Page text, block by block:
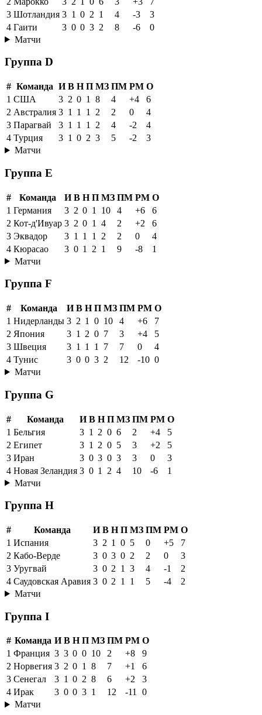
3 Шотландия 3 1 0 2 1 4 -3
3
4 Гаити 3 0 0 3 2 8 -6
0
Матчи
Группа D
# Команда И В Н П МЗ ПМ РМ О
1 США 3 2 0 1 8 4 +4
6
2 Австралия 3 1 1 1 2 2 0
4
3 Парагвай 3 1 1 1 2 4 -2
4
4 Турция 3 1 0 2 3 5 -2
3
Матчи
Группа E
# Команда И В Н П МЗ ПМ РМ О
1 Германия 3 2 0 1 10 4 +6
6
2 Кот-д'Ивуар 3 2 0 1 4 2 +2
6
3 Эквадор 3 1 1 1 2 2 0
4
4 Кюрасао 3 0 1 2 1 9 -8
1
Матчи
Группа F
# Команда И В Н П МЗ ПМ РМ О
1 Нидерланды 3 2 1 0 10 4 +6
7
2 Япония 3 1 2 0 7 3 +4
5
3 Швеция 3 1 1 1 7 7 0
4
4 Тунис 3 0 0 3 2 12 -10 0
Матчи
Группа G
# Команда И В Н П МЗ ПМ РМ О
1 Бельгия 3 1 2 0 6 2 +4
5
2 Египет 3 1 2 0 5 3 +2
5
3 Иран 3 0 3 0 3 3 0
3
4 Новая Зеландия 3 0 1 2 4 10 -6
1
Матчи
Группа H
# Команда И В Н П МЗ ПМ РМ О
1 Испания 3 2 1 0 5 0 +5
7
2 Кабо-Верде 3 0 3 0 2 2 0
3
3 Уругвай 3 0 2 1 3 4 -1
2
4 Саудовская Аравия 3 0 2 1 1 5 -4
2
Матчи
Группа I
# Команда И В Н П МЗ ПМ РМ О
1 Франция 3 3 0 0 10 2 +8
9
2 Норвегия 3 2 0 1 8 7 +1
6
3 Сенегал 3 1 0 2 8 6 +2
3
4 Ирак 3 0 0 3 1 12 -11
0
Матчи